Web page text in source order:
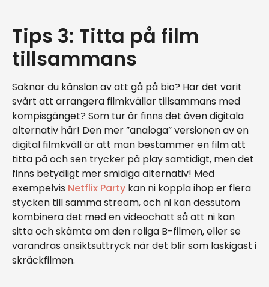
Tips 3: Titta på film
tillsammans
Saknar du känslan av att gå på bio? Har det varit
svårt att arrangera filmkvällar tillsammans med
kompisgänget? Som tur är finns det även digitala
alternativ här! Den mer ”analoga” versionen av en
digital filmkväll är att man bestämmer en film att
titta på och sen trycker på play samtidigt, men det
finns betydligt mer smidiga alternativ! Med
exempelvis Netflix Party kan ni koppla ihop er flera
stycken till samma stream, och ni kan dessutom
kombinera det med en videochatt så att ni kan
sitta och skämta om den roliga B-filmen, eller se
varandras ansiktsuttryck när det blir som läskigast i
skräckfilmen.